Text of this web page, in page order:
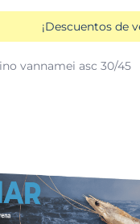
¡Descuentos de
vannamei asc 30/45